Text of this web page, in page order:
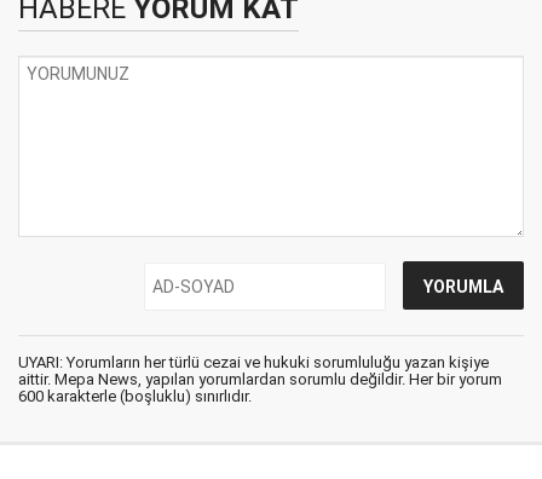
HABERE YORUM KAT
UYARI: Yorumların her türlü cezai ve hukuki sorumluluğu yazan kişiye
aittir. Mepa News, yapılan yorumlardan sorumlu değildir. Her bir yorum
600 karakterle (boşluklu) sınırlıdır.